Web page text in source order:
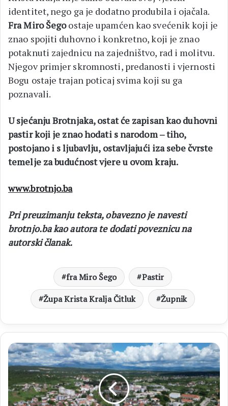
identitet, nego ga je dodatno produbila i ojačala.
Fra Miro Šegoostaje upamćen kao svećenik koji je
znao spojiti duhovno i konkretno, koji je znao
potaknuti zajednicu na zajedništvo, rad i molitvu.
Njegov primjer skromnosti, predanosti i vjernosti
Bogu ostaje trajan poticaj svima koji su ga
poznavali.
U sjećanju Brotnjaka, ostat će zapisan kao duhovni
pastir koji je znao hodati s narodom – tiho,
postojano i s ljubavlju, ostavljajući iza sebe čvrste
temelje za budućnost vjere u ovom kraju.
www.brotnjo.ba
Pri preuzimanju teksta, obavezno je navesti
brotnjo.ba kao autora te dodati poveznicu na
autorski članak.
fra Miro Šego
Pastir
Župa Krista Kralja Čitluk
Župnik
STATISTIKA
Socioekonomski
profil
općine
Čitluk
za